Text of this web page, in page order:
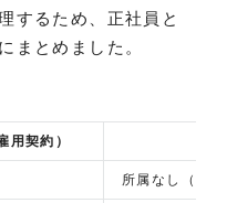
するため、正社員と
まとめました。
用契約）
所属なし（個